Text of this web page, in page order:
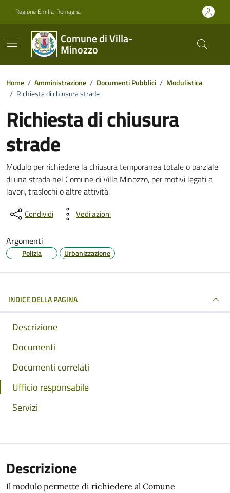
Regione Emilia-Romagna
Comune di Villa-
Minozzo
Home / Amministrazione / Documenti Pubblici / Modulistica
/ Richiesta di chiusura strade
Richiesta di chiusura
strade
Dettagli del documento
Modulo per richiedere la chiusura temporanea totale o parziale
di una strada nel Comune di Villa Minozzo, per motivi legati a
lavori, traslochi o altre attività.
Condividi Vedi azioni
Argomenti
Polizia Urbanizzazione
INDICE DELLA PAGINA
Descrizione
Documenti
Documenti correlati
Ufficio responsabile
Servizi
Descrizione
Il modulo permette di richiedere al Comune